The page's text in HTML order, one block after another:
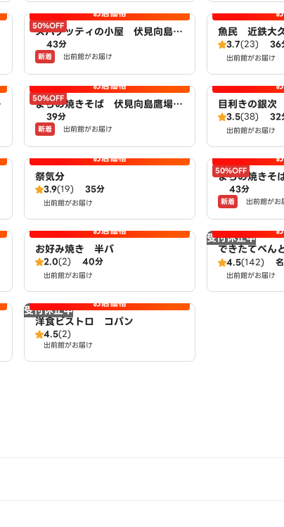
50%OFF
お店価格
スパゲッティの小屋 伏見向島鷹
場町店 powered by LAWSO
N
43分
新着 出前館がお届け
魚民 近鉄大
3.7(23) 36
出前館がお届け
50%OFF
お店価格
まちの焼きそば 伏見向島鷹場町
店 powered by LAWSON
39分
新着 出前館がお届け
目利きの銀
3.5(38) 32
出前館がお届け
お店価格
祭気分
3.9(19) 35分
出前館がお届け
50%OFF
まちの焼き
owered by
43分
新着 出前館がお
お店価格
お好み焼き 半バ
2.0(2) 40分
出前館がお届け
受付休止中
できたてべん
4.5(142)
出前館がお届け
受付休止中 お店価格
洋食ビストロ コパン
4.5(2)
出前館がお届け